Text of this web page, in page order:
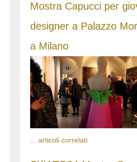
Mostra Capucci per
designer a Palazzo
a Milano
articoli correlati